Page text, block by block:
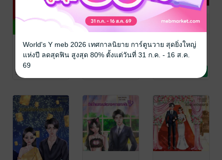
ฮองเฮามาแล้ว
จิงจิงน่ารัก
นิยายรักจีนโบราณ
5 Rating
ชายามาแล้ว
จิงจิงน่ารัก
ฉันเป็นไอดอล
ของคุณหมอ
จิงจิงน่ารัก
World's Y meb 2026 เทศกาลนิยาย การ์ตูนวาย สุดยิ่งใหญ่
แห่งปี ลดสุดฟิน สูงสุด 80% ตั้งแต่วันที่ 31 ก.ค. - 16 ส.ค.
69